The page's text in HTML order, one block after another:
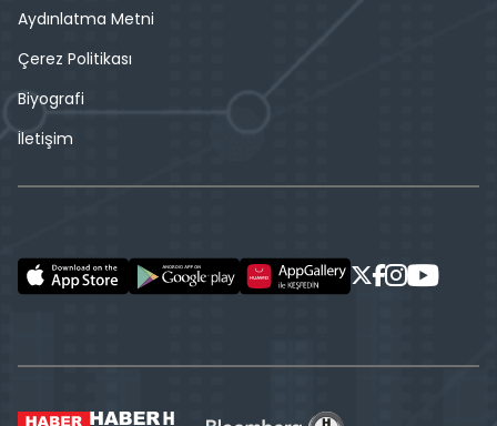
Aydınlatma Metni
Çerez Politikası
Biyografi
İletişim